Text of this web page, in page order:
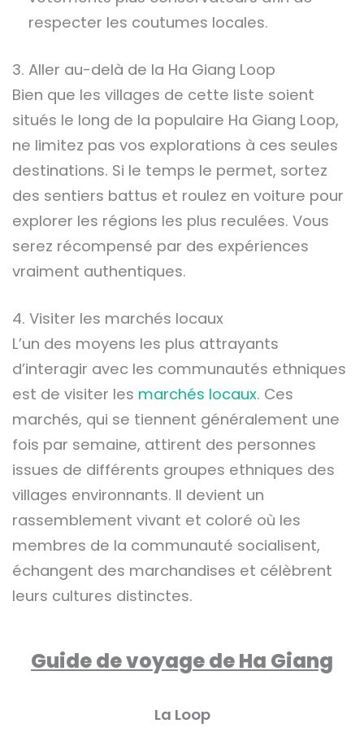
respecter les coutumes locales.
3. Aller au-delà de la Ha Giang Loop
Bien que les villages de cette liste soient
situés le long de la populaire Ha Giang Loop,
ne limitez pas vos explorations à ces seules
destinations. Si le temps le permet, sortez
des sentiers battus et roulez en voiture pour
explorer les régions les plus reculées. Vous
serez récompensé par des expériences
vraiment authentiques.
4. Visiter les marchés locaux
L’un des moyens les plus attrayants
d’interagir avec les communautés ethniques
est de visiter les marchés locaux. Ces
marchés, qui se tiennent généralement une
fois par semaine, attirent des personnes
issues de différents groupes ethniques des
villages environnants. Il devient un
rassemblement vivant et coloré où les
membres de la communauté socialisent,
échangent des marchandises et célèbrent
leurs cultures distinctes.
Guide de voyage de Ha Giang
La Loop